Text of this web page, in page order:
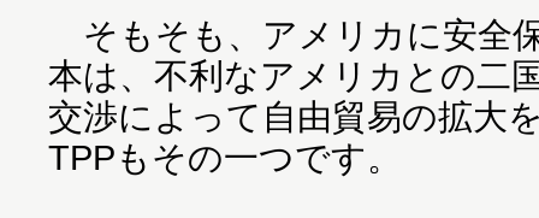
そもそも、アメリカに安全
本は、不利なアメリカとの二
交渉によって自由貿易の拡大
TPPもその一つです。